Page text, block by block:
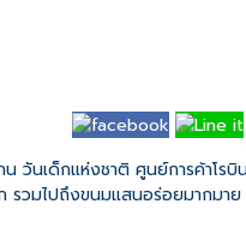
วันเด็กแห่งชาติ ศูนย์การค้าโรบิ
วมไปถึงขนมแสนอร่อยมากมาย